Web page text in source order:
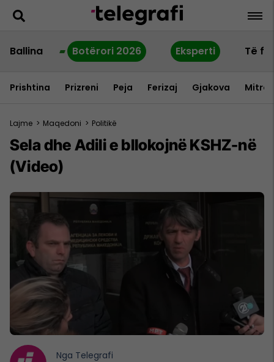
Ballina Botërori 2026 Eksperti Të
Prishtina Prizreni Peja Ferizaj Gjakova
Lajme > Maqedoni > Politikë
Sela dhe Adili e bllokojnë KSHZ-në
(Video)
Nga Telegrafi